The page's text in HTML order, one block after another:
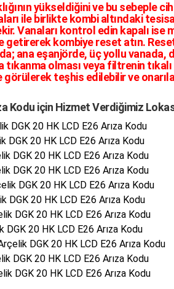
yükseldiğini ve bu sebeple
ile birlikte kombi altındaki
Vanaları kontrol edin kapalı
getirerek kombiye reset atın.
ana eşanjörde, üç yollu vanada,
olması veya filtrenin
görülerek teşhis edilebilir ve
Kodu için Hizmet Verdiğimiz
DGK 20 HK LCD E26 Arıza Kodu
DGK 20 HK LCD E26 Arıza Kodu
DGK 20 HK LCD E26 Arıza Kodu
DGK 20 HK LCD E26 Arıza Kodu
DGK 20 HK LCD E26 Arıza Kodu
20 HK LCD E26 Arıza Kodu
DGK 20 HK LCD E26 Arıza Kodu
20 HK LCD E26 Arıza Kodu
DGK 20 HK LCD E26 Arıza Kodu
DGK 20 HK LCD E26 Arıza Kodu
DGK 20 HK LCD E26 Arıza Kodu